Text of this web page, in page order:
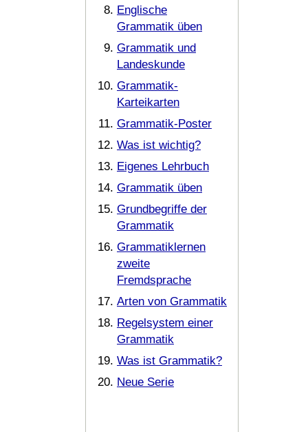
Englische
Grammatik üben
Grammatik und
Landeskunde
Grammatik-
Karteikarten
Grammatik-Poster
Was ist wichtig?
Eigenes Lehrbuch
Grammatik üben
Grundbegriffe der
Grammatik
Grammatiklernen
zweite
Fremdsprache
Arten von Grammatik
Regelsystem einer
Grammatik
Was ist Grammatik?
Neue Serie